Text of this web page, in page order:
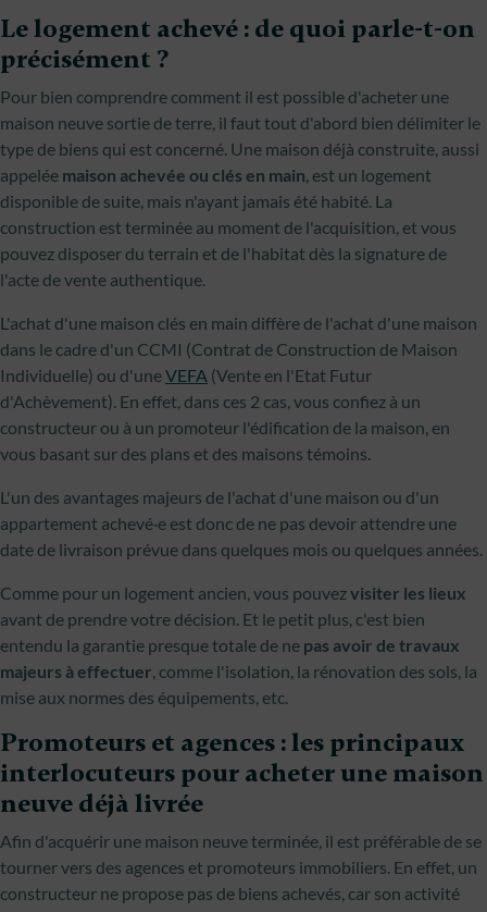
Le logement achevé : de quoi parle-t-on
précisément ?
Pour bien comprendre comment il est possible d'acheter une
maison neuve sortie de terre, il faut tout d'abord bien délimiter le
type de biens qui est concerné. Une maison déjà construite, aussi
appelée maison achevée ou clés en main, est un logement
disponible de suite, mais n'ayant jamais été habité. La
construction est terminée au moment de l'acquisition, et vous
pouvez disposer du terrain et de l'habitat dès la signature de
l'acte de vente authentique.
L'achat d'une maison clés en main diffère de l'achat d'une maison
dans le cadre d'un CCMI (Contrat de Construction de Maison
Individuelle) ou d'uneVEFA (Vente en l'Etat Futur
d'Achèvement). En effet, dans ces 2 cas, vous confiez à un
constructeur ou à un promoteur l'édification de la maison, en
vous basant sur des plans et des maisons témoins.
L'un des avantages majeurs de l'achat d'une maison ou d'un
appartement achevé·e est donc de ne pas devoir attendre une
date de livraison prévue dans quelques mois ou quelques années.
Comme pour un logement ancien, vous pouvezvisiter les lieux
avant de prendre votre décision. Et le petit plus, c'est bien
entendu la garantie presque totale de ne pas avoir de travaux
majeurs à effectuer, comme l'isolation, la rénovation des sols, la
mise aux normes des équipements, etc.
Promoteurs et agences : les principaux
interlocuteurs pour acheter une maison
neuve déjà livrée
Afin d'acquérir une maison neuve terminée, il est préférable de se
tourner vers des agences et promoteurs immobiliers. En effet, un
constructeur ne propose pas de biens achevés, car son activité